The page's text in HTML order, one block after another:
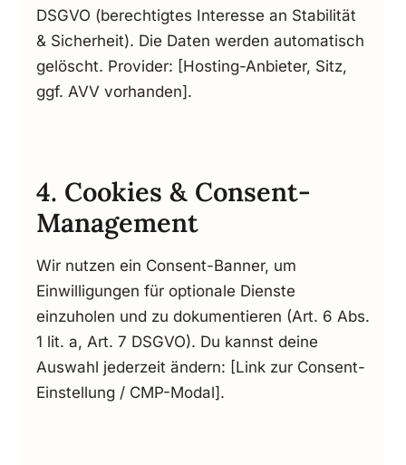
DSGVO (berechtigtes Interesse an Stabilität
& Sicherheit). Die Daten werden automatisch
gelöscht. Provider: [Hosting-Anbieter, Sitz,
ggf. AVV vorhanden].
4. Cookies & Consent-
Management
Wir nutzen ein Consent-Banner, um
Einwilligungen für optionale Dienste
einzuholen und zu dokumentieren (Art. 6 Abs.
1 lit. a, Art. 7 DSGVO). Du kannst deine
Auswahl jederzeit ändern: [Link zur Consent-
Einstellung / CMP-Modal].